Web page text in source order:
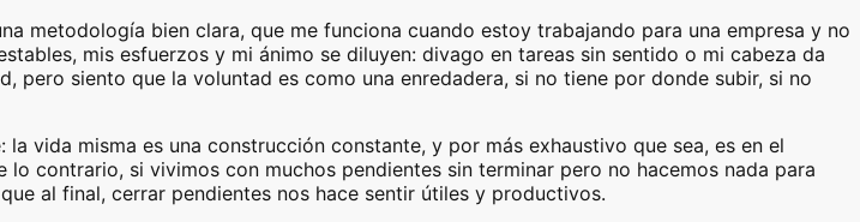
metodología bien clara, que me funciona cuando estoy trabajando para una empresa y no
mis esfuerzos y mi ánimo se diluyen: divago en tareas sin sentido o mi cabeza da
siento que la voluntad es como una enredadera, si no tiene por donde subir, si no
vida misma es una construcción constante, y por más exhaustivo que sea, es en el
contrario, si vivimos con muchos pendientes sin terminar pero no hacemos nada para
al final, cerrar pendientes nos hace sentir útiles y productivos.